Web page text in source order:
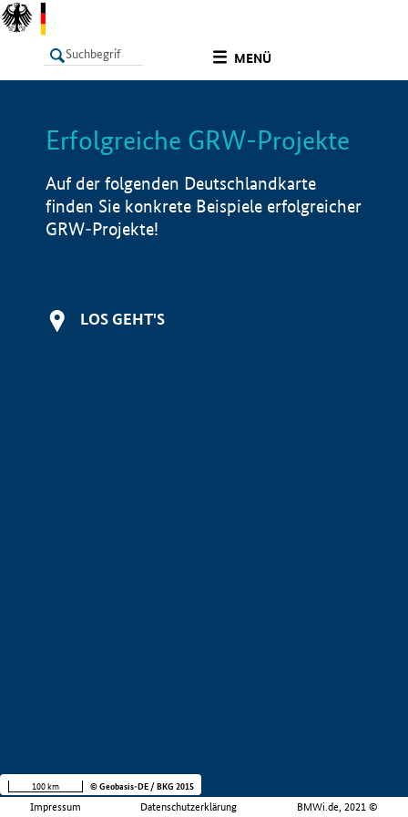
MENÜ
LISTE Info
Erfolgreiche GRW-Projekte
Auf der folgenden Deutschlandkarte
finden Sie konkrete Beispiele erfolgreicher
GRW-Projekte!
LOS GEHT'S
Impressum Datenschutzerklärung BMWi.de, 2021 ©
100 km © Geobasis-DE / BKG 2015